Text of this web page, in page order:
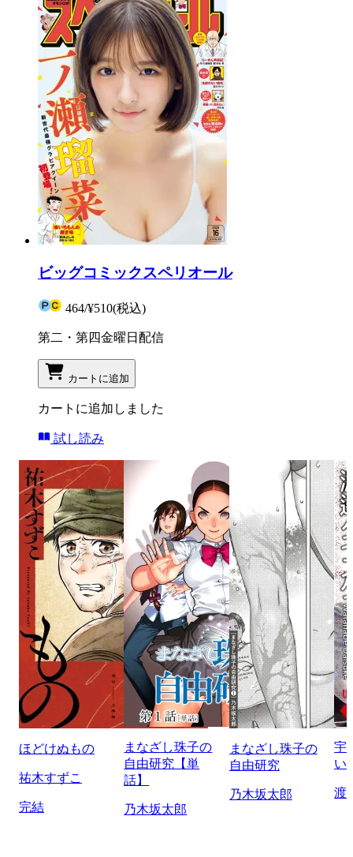
ビッグコミックスペリオール
464/¥510(税込)
第二・第四金曜日配信
カートに追加
カートに追加しました
試し読み
ほどけぬもの
祐木すずこ
完結
まなざし珠子の
自由研究【単
話】
乃木坂太郎
まなざし珠子の
自由研究
乃木坂太郎
宇
い
渡